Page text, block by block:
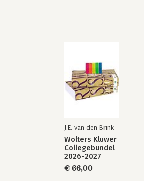
J.E. van den Brink
Wolters Kluwer
Collegebundel
2026-2027
€ 66,00